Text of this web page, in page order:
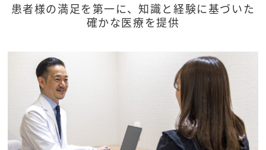
患者様の満足を第一に、知識と経験に基づいた
確かな医療を提供